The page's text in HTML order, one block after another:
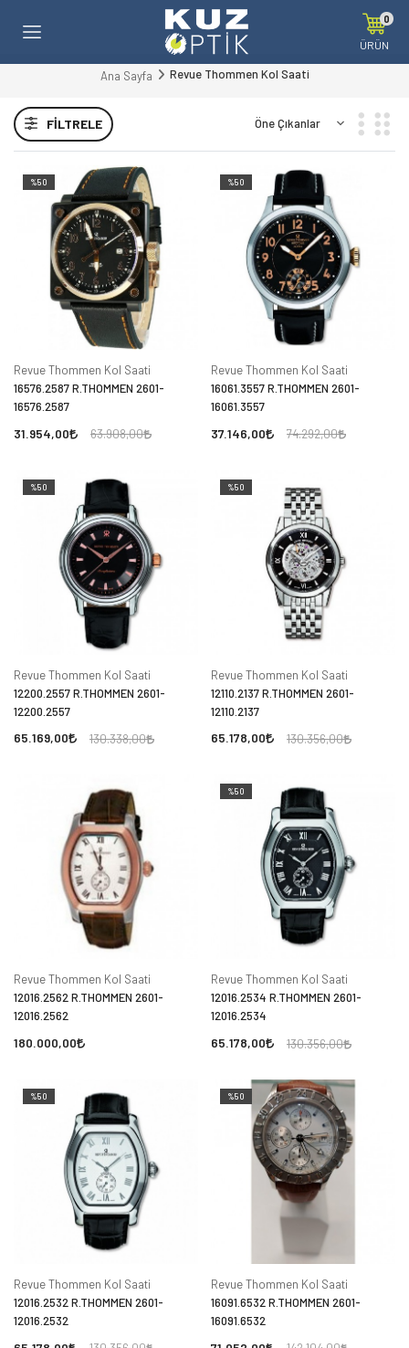
0
ÜRÜN
Ana Sayfa Revue Thommen Kol Saati
FILTRELE
%50
Revue Thommen Kol Saati
16576.2587 R.THOMMEN 2601-
16576.2587
31.954,00 63.908,00
%50
Revue Thommen Kol Saati
16061.3557 R.THOMMEN 2601-
16061.3557
37.146,00 74.292,00
%50
Revue Thommen Kol Saati
12200.2557 R.THOMMEN 2601-
12200.2557
65.169,00 130.338,00
%50
Revue Thommen Kol Saati
12110.2137 R.THOMMEN 2601-
12110.2137
65.178,00 130.356,00
Revue Thommen Kol Saati
12016.2562 R.THOMMEN 2601-
12016.2562
180.000,00
%50
Revue Thommen Kol Saati
12016.2534 R.THOMMEN 2601-
12016.2534
65.178,00 130.356,00
%50
Revue Thommen Kol Saati
12016.2532 R.THOMMEN 2601-
12016.2532
%50
Revue Thommen Kol Saati
16091.6532 R.THOMMEN 2601-
16091.6532